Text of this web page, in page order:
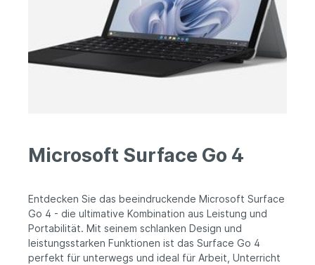
Microsoft Surface Go 4
Entdecken Sie das beeindruckende Microsoft Surface
Go 4 - die ultimative Kombination aus Leistung und
Portabilität. Mit seinem schlanken Design und
leistungsstarken Funktionen ist das Surface Go 4
perfekt für unterwegs und ideal für Arbeit, Unterricht